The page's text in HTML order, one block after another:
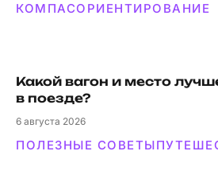
КОМПАСОРИЕНТИРОВАНИЕ
Какой вагон и мес­то
в поезде?
6 августа 2026
ПОЛЕЗНЫЕ СОВЕТЫ